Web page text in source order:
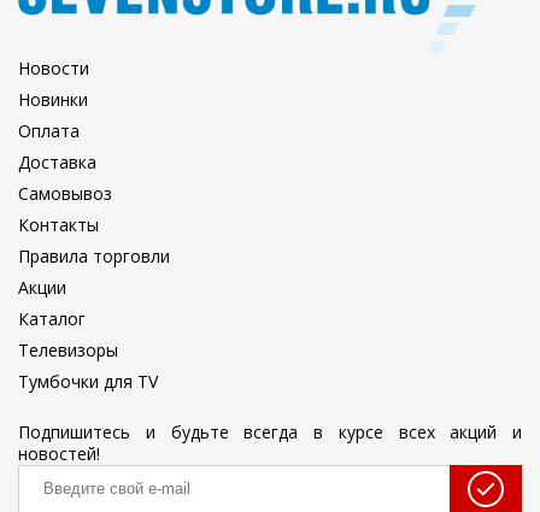
Новости
Новинки
Оплата
Доставка
Самовывоз
Контакты
Правила торговли
Акции
Каталог
Телевизоры
Тумбочки для TV
Подпишитесь и будьте всегда в курсе всех акций и
новостей!